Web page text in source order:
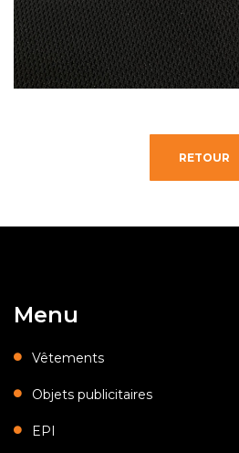
RETOUR
Menu
Vêtements
Objets publicitaires
EPI